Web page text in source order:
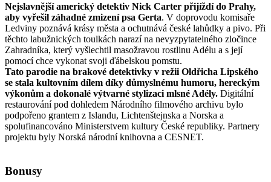
Nejslavnější americký detektiv Nick Carter přijíždí do Prahy,
aby vyřešil záhadné zmizení psa Gerta. V doprovodu komisaře
Ledviny poznává krásy města a ochutnává české lahůdky a pivo. Při
těchto labužnických toulkách narazí na nevyzpytatelného zločince
Zahradníka, který vyšlechtil masožravou rostlinu Adélu a s její
pomocí chce vykonat svoji ďábelskou pomstu.
Tato parodie na brakové detektivky v režii Oldřicha Lipského
se stala kultovním dílem díky důmyslnému humoru, hereckým
výkonům a dokonalé výtvarné stylizaci mlsné Adély. Digitální
restaurování pod dohledem Národního filmového archivu bylo
podpořeno grantem z Islandu, Lichtenštejnska a Norska a
spolufinancováno Ministerstvem kultury České republiky. Partnery
projektu byly Norská národní knihovna a CESNET.
Bonusy